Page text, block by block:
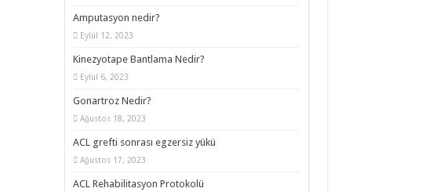
Amputasyon nedir?
Eylül 12, 2023
Kinezyotape Bantlama Nedir?
Eylül 6, 2023
Gonartroz Nedir?
Ağustos 18, 2023
ACL grefti sonrası egzersiz yükü
Ağustos 17, 2023
ACL Rehabilitasyon Protokolü